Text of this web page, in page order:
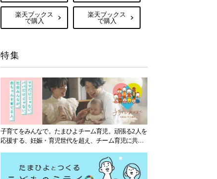
楽天ブックス
で購入
楽天ブックス
で購入
特集
子育てをみんなで。たまひよチーム育児。頑張る2人を
応援する、妊娠・育児世代を超え、チーム育児に共感